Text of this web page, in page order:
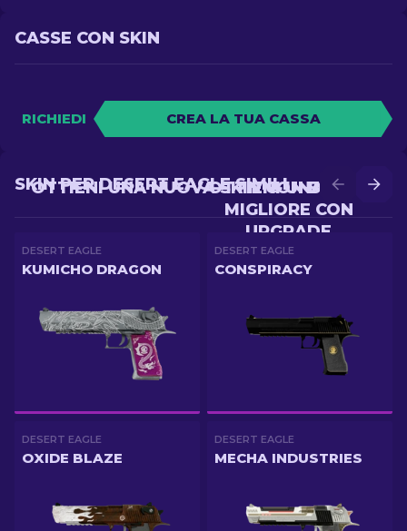
CASSE CON SKIN
RICHIEDI CREA LA TUA CASSA
OTTIENI UNA SKIN
MIGLIORE CON
UPGRADE
OTTIENI UNA NUOVA SKIN CON BATTLE
SKIN PER DESERT EAGLE SIMILI
DESERT EAGLE
KUMICHO DRAGON
DESERT EAGLE
CONSPIRACY
DESERT EAGLE
OXIDE BLAZE
DESERT EAGLE
MECHA INDUSTRIES